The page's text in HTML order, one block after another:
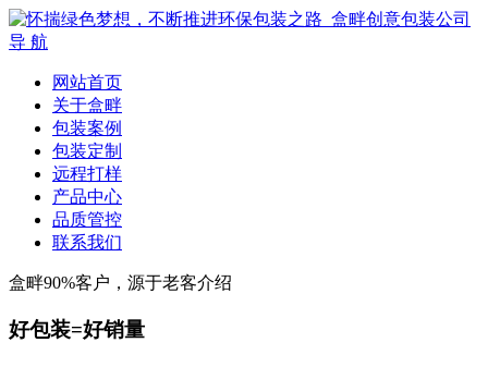
导 航
网站首页
关于盒畔
包装案例
包装定制
远程打样
产品中心
品质管控
联系我们
盒畔90%客户，源于老客介绍
好包装=好销量